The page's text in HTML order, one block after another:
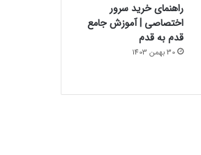
راهنمای خرید سرور
اختصاصی | آموزش جامع
قدم به قدم
30 بهمن 1403